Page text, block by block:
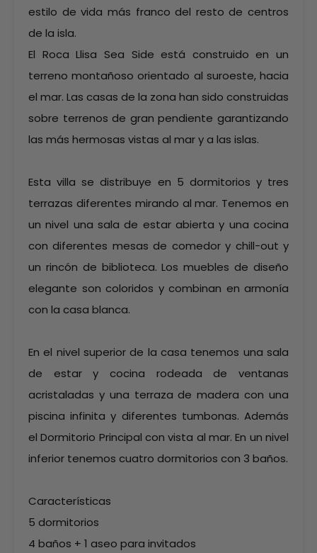
estilo de vida más franco del resto de centros
de la isla.
El Roca Llisa Sea Side está construido en un
terreno montañoso orientado al suroeste, hacia
el mar. Las casas de la zona han sido construidas
sobre terrenos de gran pendiente garantizando
las más hermosas vistas al mar y a las islas.
Esta villa se distribuye en 5 dormitorios y tres
terrazas diferentes mirando al mar. Tenemos en
un nivel una sala de estar abierta y una cocina
con diferentes mesas de comedor y chill-out y
un rincón de biblioteca. Los muebles de diseño
elegante son coloridos y combinan en armonía
con la casa blanca.
En el nivel superior de la casa tenemos una sala
de estar y cocina rodeada de ventanas
acristaladas y una terraza de madera con una
piscina infinita y diferentes tumbonas. Además
el Dormitorio Principal con vista al mar. En un nivel
inferior tenemos cuatro dormitorios con 3 baños.
Características
5 dormitorios
4 baños + 1 aseo para invitados